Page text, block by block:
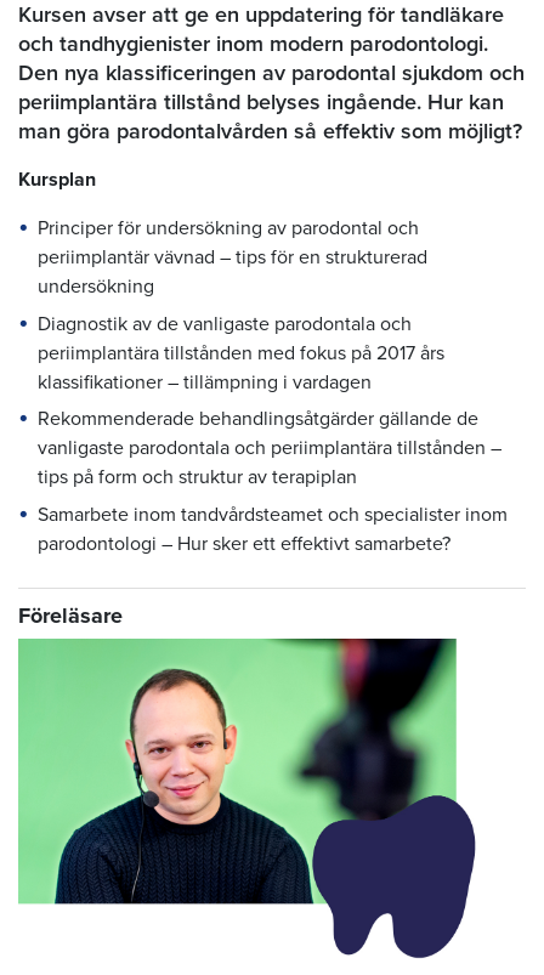
Kursen avser att ge en uppdatering för tandläkare
och tandhygienister inom modern parodontologi.
Den nya klassificeringen av parodontal sjukdom och
periimplantära tillstånd belyses ingående. Hur kan
man göra parodontalvården så effektiv som möjligt?
Kursplan
Principer för undersökning av parodontal och
periimplantär vävnad – tips för en strukturerad
undersökning
Diagnostik av de vanligaste parodontala och
periimplantära tillstånden med fokus på 2017 års
klassifikationer – tillämpning i vardagen
Rekommenderade behandlingsåtgärder gällande de
vanligaste parodontala och periimplantära tillstånden –
tips på form och struktur av terapiplan
Samarbete inom tandvårdsteamet och specialister inom
parodontologi – Hur sker ett effektivt samarbete?
Föreläsare